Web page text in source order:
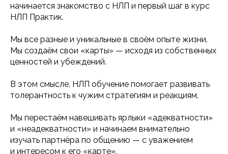
начинается знакомство с НЛП и первый шаг в курс
НЛП Практик.
Мы все разные и уникальные в своём опыте жизни.
Мы создаём свои «карты» — исходя из собственных
ценностей и убеждений.
В этом смысле, НЛП обучение помогает развивать
толерантность к чужим стратегиям и реакциям.
Мы перестаём навешивать ярлыки «адекватности»
и «неадекватности» и начинаем внимательно
изучать партнёра по общению — с уважением
и интересом к его «карте».